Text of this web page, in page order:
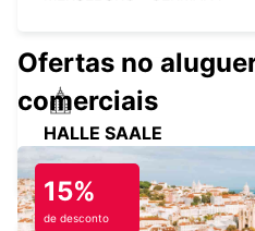
HALLE SAALE
HALLE SAALE - GERMANY
Ofertas no
comerciais
15%
de desconto